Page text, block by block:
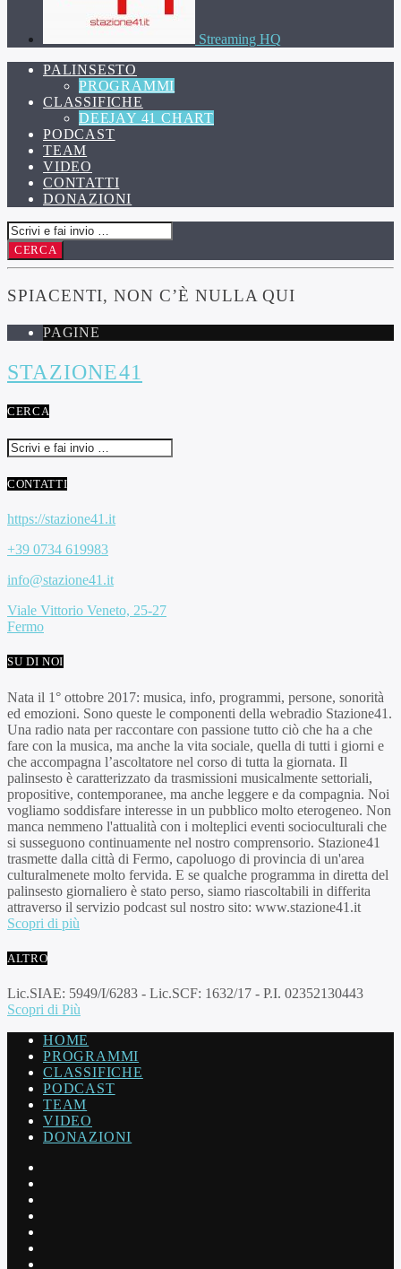
Streaming HQ
PALINSESTO
PROGRAMMI
CLASSIFICHE
DEEJAY 41 CHART
PODCAST
TEAM
VIDEO
CONTATTI
DONAZIONI
SPIACENTI, NON C’È NULLA QUI
PAGINE
STAZIONE41
CERCA
CONTATTI
https://stazione41.it
+39 0734 619983
info@stazione41.it
Viale Vittorio Veneto, 25-27
Fermo
SU DI NOI
Nata il 1° ottobre 2017: musica, info, programmi, persone, sonorità
ed emozioni. Sono queste le componenti della webradio Stazione41.
Una radio nata per raccontare con passione tutto ciò che ha a che
fare con la musica, ma anche la vita sociale, quella di tutti i giorni e
che accompagna l’ascoltatore nel corso di tutta la giornata. Il
palinsesto è caratterizzato da trasmissioni musicalmente settoriali,
propositive, contemporanee, ma anche leggere e da compagnia. Noi
vogliamo soddisfare interesse in un pubblico molto eterogeneo. Non
manca nemmeno l'attualità con i molteplici eventi socioculturali che
si susseguono continuamente nel nostro comprensorio. Stazione41
trasmette dalla città di Fermo, capoluogo di provincia di un'area
culturalmenete molto fervida. E se qualche programma in diretta del
palinsesto giornaliero è stato perso, siamo riascoltabili in differita
attraverso il servizio podcast sul nostro sito: www.stazione41.it
Scopri di più
ALTRO
Lic.SIAE: 5949/I/6283 - Lic.SCF: 1632/17 - P.I. 02352130443
Scopri di Più
HOME
PROGRAMMI
CLASSIFICHE
PODCAST
TEAM
VIDEO
DONAZIONI